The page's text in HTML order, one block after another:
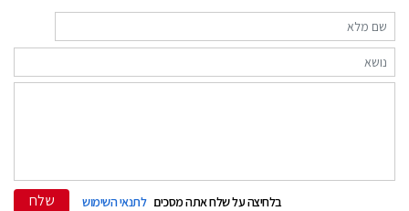
בלחיצה על שלח אתה מסכים לתנאי השימוש שלח